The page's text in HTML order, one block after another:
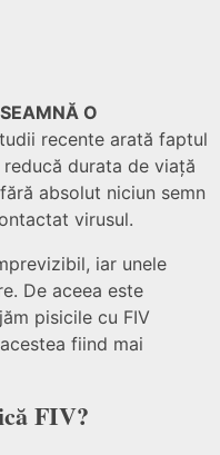
O
recente arată faptul
durata de viață
absolut niciun semn
virusul.
iar unele
De aceea este
pisicile cu FIV
fiind mai
FIV?